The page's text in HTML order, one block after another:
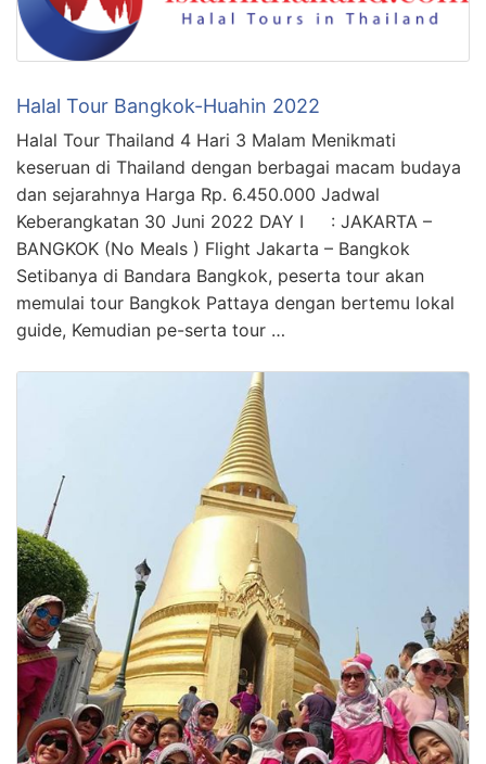
Halal Tour Bangkok-Huahin 2022
Halal Tour Thailand 4 Hari 3 Malam Menikmati
keseruan di Thailand dengan berbagai macam budaya
dan sejarahnya Harga Rp. 6.450.000 Jadwal
Keberangkatan 30 Juni 2022 DAY I : JAKARTA –
BANGKOK (No Meals ) Flight Jakarta – Bangkok
Setibanya di Bandara Bangkok, peserta tour akan
memulai tour Bangkok Pattaya dengan bertemu lokal
guide, Kemudian pe-serta tour …